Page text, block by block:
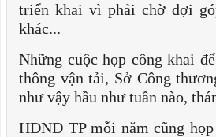
triển khai vì phải chờ đợi
khác...
Những cuộc họp công khai
thông vận tải, Sở Công
như vậy hầu như tuần nào,
HĐND TP mỗi năm cũng